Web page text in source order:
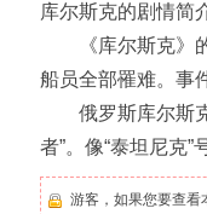
库尔斯克的剧情简介
《库尔斯克》的
船员全部罹难。事
俄罗斯库尔斯克
者”。像“泰坦尼克
游客，如果您要查看